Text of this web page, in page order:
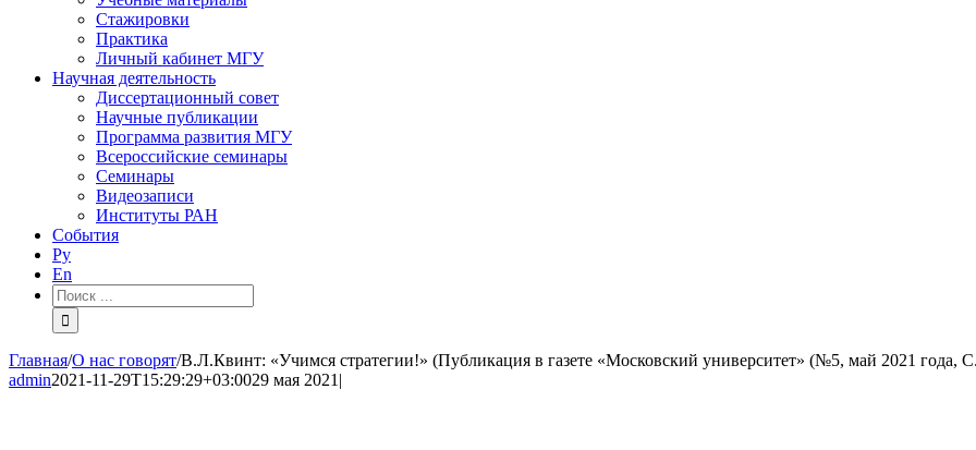
Стажировки
Практика
Личный кабинет МГУ
Научная деятельность
Диссертационный совет
Научные публикации
Программа развития МГУ
Всероссийские семинары
Семинары
Видеозаписи
Институты РАН
События
Ру
En
Результат
поиска:
Главная/О нас говорят/В.Л.Квинт: «Учимся стратегии!» (Публикация в газете «Московский университет» (№5, май 2021 года,
admin2021-11-29T15:29:29+03:0029 мая 2021|